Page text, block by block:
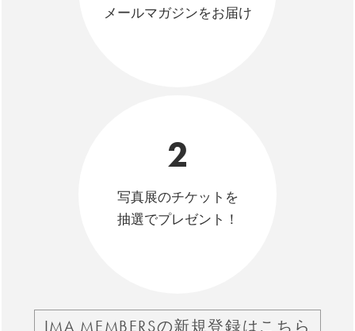
メールマガジンをお届け
2
写真展のチケットを
抽選でプレゼント！
IMA MEMBERSの新規登録はこちら